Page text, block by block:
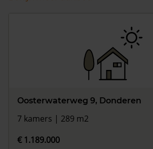
Oosterwaterweg 9, Donderen
7 kamers | 289 m2
€ 1.189.000